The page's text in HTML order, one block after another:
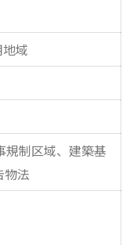
域
規制区域、建築基
物法